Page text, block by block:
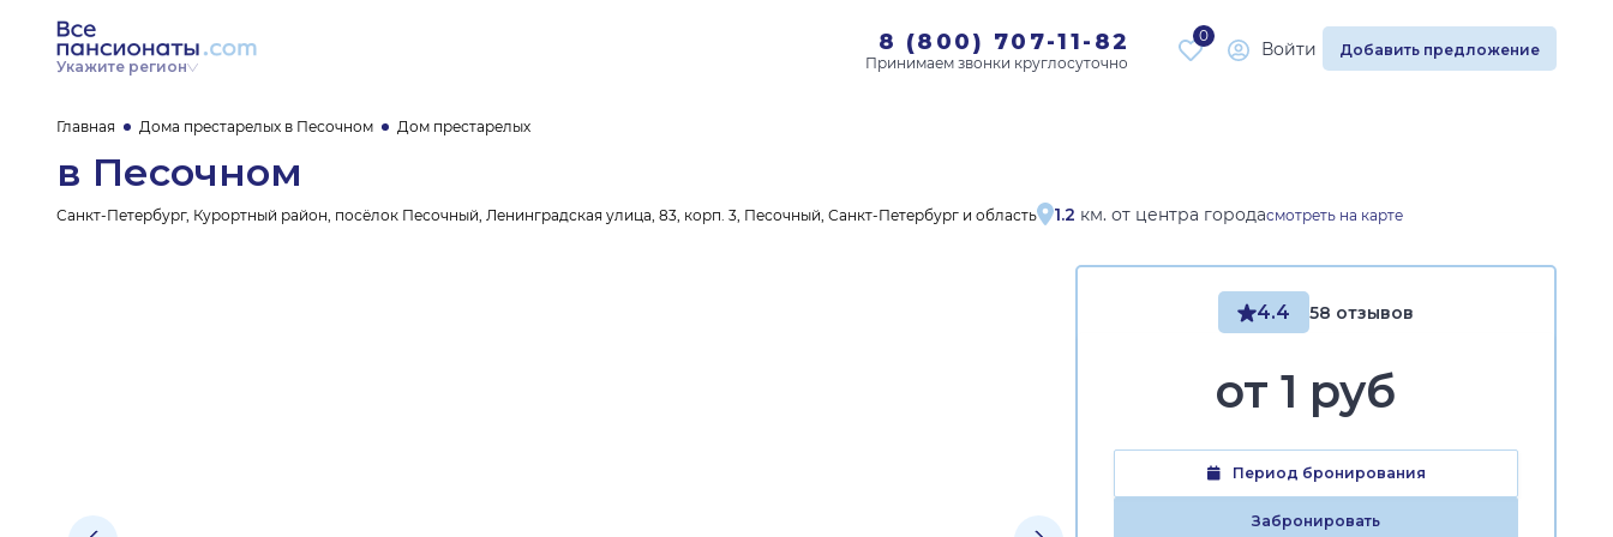
Укажите регион
8 (800) 707-11-82 0
Войти Добавить предложение
Главная Дома престарелых в Песочном Дом престарелых
в Песочном
Санкт-Петербург, Курортный район, посёлок Песочный, Ленинградская улица, 83, корп. 3, Песочный, Санкт-Петербург и область 1.2 км. от центра городасмотреть на карте
4.4 58 отзывов
от 1 руб
Период бронирования
Забронировать